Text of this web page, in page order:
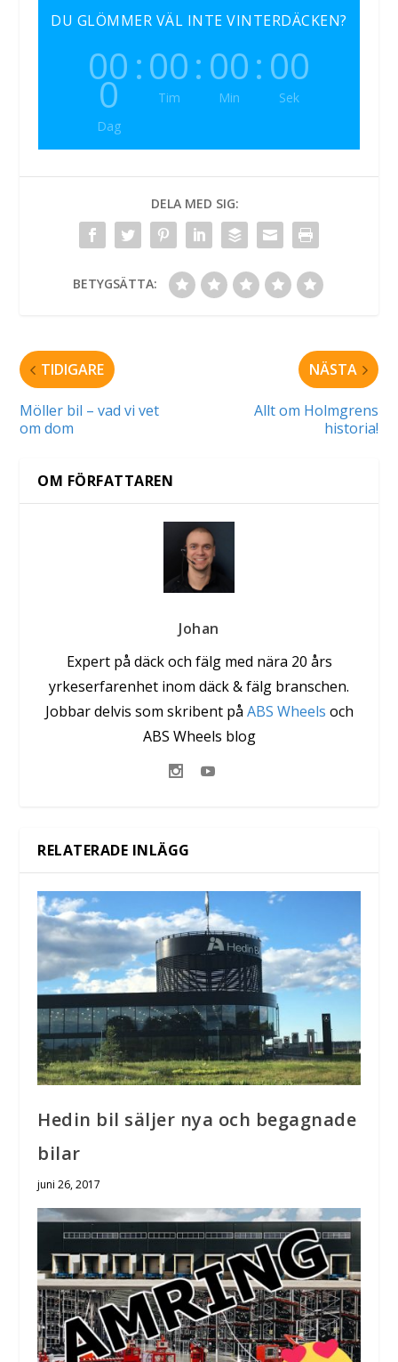
DU GLÖMMER VÄL INTE VINTERDÄCKEN?
00
0
Dag
:00
Tim
: 00
Min
: 00
Sek
DELA MED SIG:
BETYGSÄTTA:
TIDIGARE
Möller bil – vad vi vet
om dom
NÄSTA
Allt om Holmgrens
historia!
OM FÖRFATTAREN
Johan
Expert på däck och fälg med nära 20 års
yrkeserfarenhet inom däck & fälg branschen.
Jobbar delvis som skribent på ABS Wheels och
ABS Wheels blog
RELATERADE INLÄGG
Hedin bil säljer nya och begagnade
bilar
juni 26, 2017